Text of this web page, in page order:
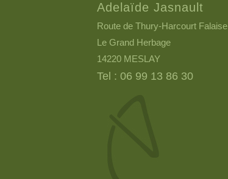
Adelaïde Jasnault
Route de Thury-Harcourt Falaise
Le Grand Herbage
14220 MESLAY
Tel : 06 99 13 86 30